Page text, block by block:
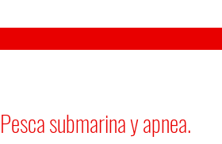
Pesca submarina y apnea.